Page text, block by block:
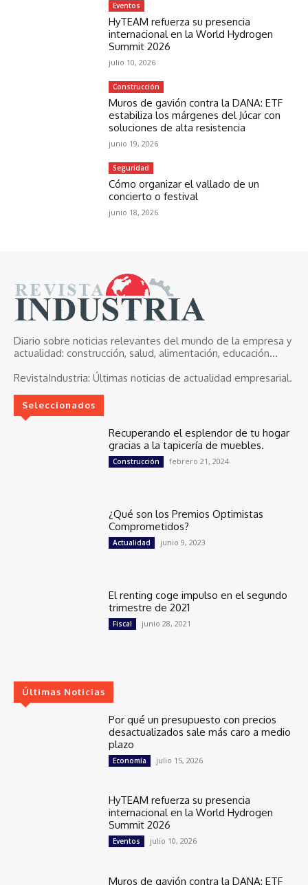
Eventos
HyTEAM refuerza su presencia
internacional en la World Hydrogen
Summit 2026
julio 10, 2026
Construcción
Muros de gavión contra la DANA: ETF
estabiliza los márgenes del Júcar con
soluciones de alta resistencia
junio 19, 2026
Seguridad
Cómo organizar el vallado de un
concierto o festival
junio 18, 2026
Diario sobre noticias relevantes del mundo de la empresa y
actualidad: construcción, salud, alimentación, educación...
RevistaIndustria: Últimas noticias de actualidad empresarial.
Seleccionados
Recuperando el esplendor de tu hogar
gracias a la tapicería de muebles.
Construcción febrero 21, 2024
¿Qué son los Premios Optimistas
Comprometidos?
Actualidad junio 9, 2023
El renting coge impulso en el segundo
trimestre de 2021
Fiscal junio 28, 2021
Últimas Noticias
Por qué un presupuesto con precios
desactualizados sale más caro a medio
plazo
Economía julio 15, 2026
HyTEAM refuerza su presencia
internacional en la World Hydrogen
Summit 2026
Eventos julio 10, 2026
Muros de gavión contra la DANA: ETF